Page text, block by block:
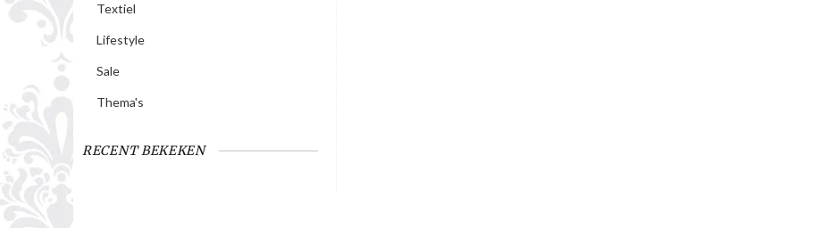
Textiel
Lifestyle
Sale
Thema's
RECENT BEKEKEN